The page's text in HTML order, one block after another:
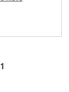
encontrar las